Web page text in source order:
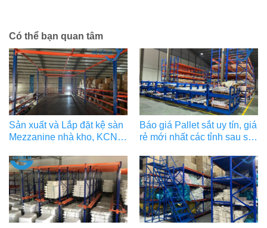
Có thể bạn quan tâm
Sản xuất và Lắp đặt kệ sàn
Mezzanine nhà kho, KCN,
Báo giá Pallet sắt uy tín, giá
rẻ mới nhất các tỉnh sau sát